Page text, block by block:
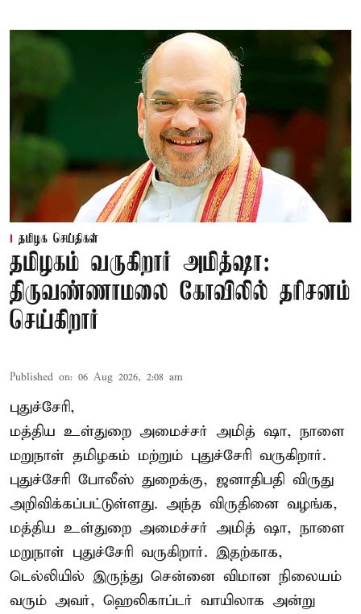
தமிழக செய்திகள்
தமிழகம் வருகிறார் அமித்ஷா:
திருவண்ணாமலை கோவிலில் தரிசனம்
செய்கிறார்
Published on: 06 Aug 2026, 2:08 am
புதுச்சேரி,
மத்திய உள்துறை அமைச்சர் அமித் ஷா, நாளை
மறுநாள் தமிழகம் மற்றும் புதுச்சேரி வருகிறார்.
புதுச்சேரி போலீஸ் துறைக்கு, ஜனாதிபதி விருது
அறிவிக்கப்பட்டுள்ளது. அந்த விருதினை வழங்க,
மத்திய உள்துறை அமைச்சர் அமித் ஷா, நாளை
மறுநாள் புதுச்சேரி வருகிறார். இதற்காக,
டெல்லியில் இருந்து சென்னை விமான நிலையம்
வரும் அவர், ஹெலிகாப்டர் வாயிலாக அன்று